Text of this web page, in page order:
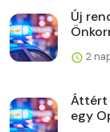
Új
2
Áttért
egy